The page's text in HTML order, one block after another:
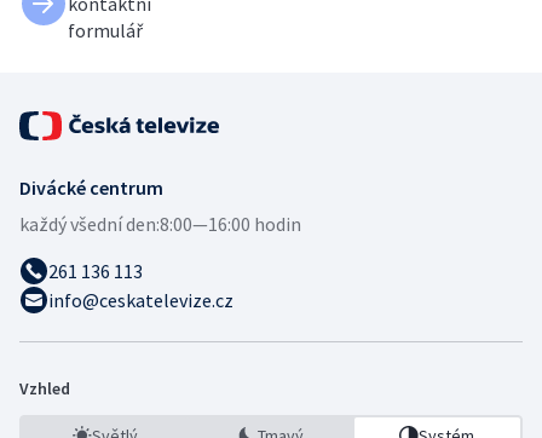
formulář
Divácké centrum
každý všední den:8:00—16:00 hodin
261 136 113
info@ceskatelevize.cz
Vzhled